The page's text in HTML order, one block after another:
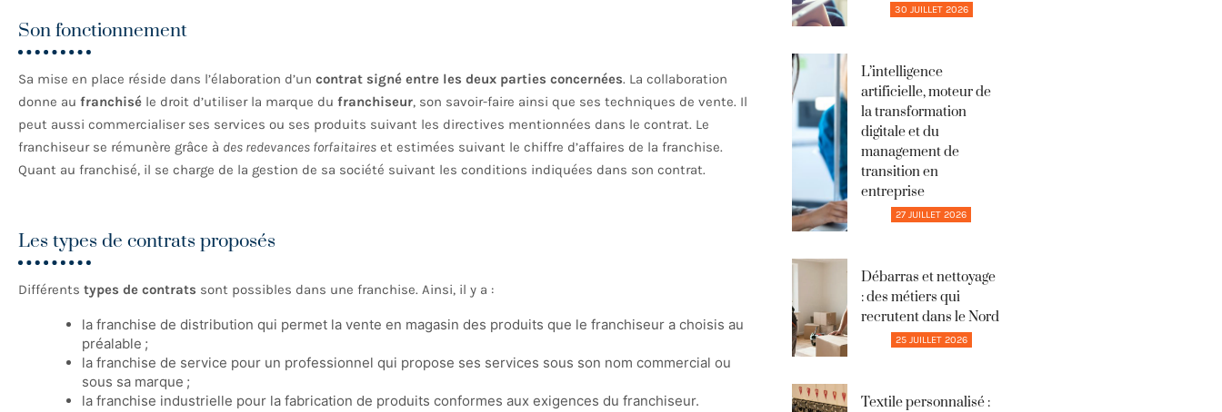
Son fonctionnement
Sa mise en place réside dans l’élaboration d’un contrat signé entre les deux parties concernées. La collaboration
donne au franchisé le droit d’utiliser la marque du franchiseur, son savoir-faire ainsi que ses techniques de vente. Il
peut aussi commercialiser ses services ou ses produits suivant les directives mentionnées dans le contrat. Le
franchiseur se rémunère grâce à des redevances forfaitaires et estimées suivant le chiffre d’affaires de la franchise.
Quant au franchisé, il se charge de la gestion de sa société suivant les conditions indiquées dans son contrat.
Les types de contrats proposés
Différents types de contrats sont possibles dans une franchise. Ainsi, il y a :
la franchise de distribution qui permet la vente en magasin des produits que le franchiseur a choisis au
préalable ;
la franchise de service pour un professionnel qui propose ses services sous son nom commercial ou
sous sa marque ;
la franchise industrielle pour la fabrication de produits conformes aux exigences du franchiseur.
30 JUILLET 2026
L’intelligence
artificielle, moteur de
la transformation
digitale et du
management de
transition en
entreprise
27 JUILLET 2026
Débarras et nettoyage
: des métiers qui
recrutent dans le Nord
25 JUILLET 2026
Textile personnalisé :